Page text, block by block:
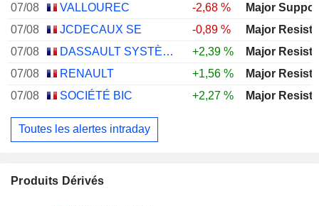
07/08 VALLOUREC
-2,68 %
07/08
JCDECAUX SE
-0,89 %
07/08
DASSAULT SYSTÈMES SE
+2,39 %
07/08
RENAULT
+1,56 %
07/08
SOCIÉTÉ BIC +2,27 %
Toutes les alertes intraday
Produits Dérivés